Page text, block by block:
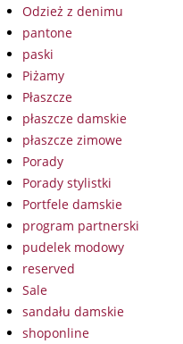
Odzież z denimu
pantone
paski
Piżamy
Płaszcze
płaszcze damskie
płaszcze zimowe
Porady
Porady stylistki
Portfele damskie
program partnerski
pudelek modowy
reserved
Sale
sandału damskie
shoponline